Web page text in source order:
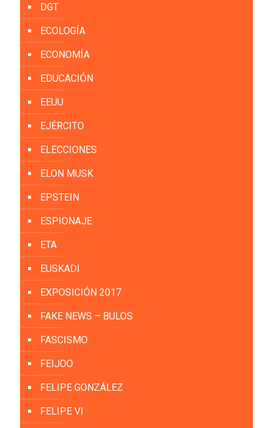
DGT
ECOLOGÍA
ECONOMÍA
EDUCACIÓN
EEUU
EJÉRCITO
ELECCIONES
ELON MUSK
EPSTEIN
ESPIONAJE
ETA
EUSKADI
EXPOSICIÓN 2017
FAKE NEWS – BULOS
FASCISMO
FEIJOO
FELIPE GONZÁLEZ
FELIPE VI